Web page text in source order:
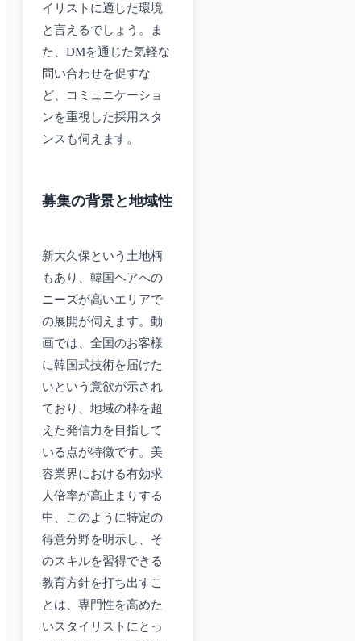
イリストに適した環境
と言えるでしょう。ま
た、DMを通じた気軽な
問い合わせを促すな
ど、コミュニケーショ
ンを重視した採用スタ
ンスも伺えます。
募集の背景と地域性
新大久保という土地柄
もあり、韓国ヘアへの
ニーズが高いエリアで
の展開が伺えます。動
画では、全国のお客様
に韓国式技術を届けた
いという意欲が示され
ており、地域の枠を超
えた発信力を目指して
いる点が特徴です。美
容業界における有効求
人倍率が高止まりする
中、このように特定の
得意分野を明示し、そ
のスキルを習得できる
教育方針を打ち出すこ
とは、専門性を高めた
いスタイリストにとっ